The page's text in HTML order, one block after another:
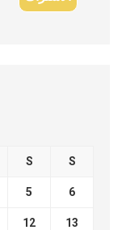
S S
5 6
12 13